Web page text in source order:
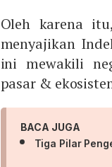
Oleh karena
menyajikan
ini mewakili
pasar &
BACA JUGA
Tiga Pilar